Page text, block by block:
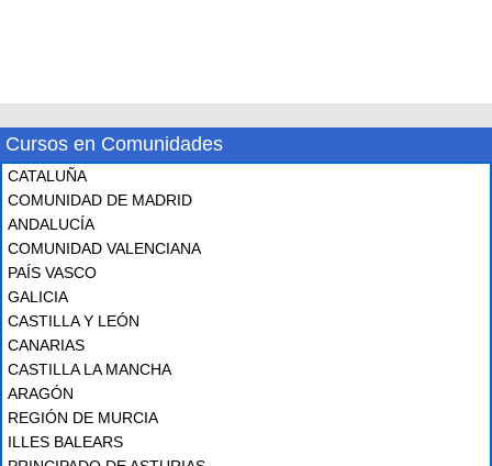
Cursos en Comunidades
CATALUÑA
COMUNIDAD DE MADRID
ANDALUCÍA
COMUNIDAD VALENCIANA
PAÍS VASCO
GALICIA
CASTILLA Y LEÓN
CANARIAS
CASTILLA LA MANCHA
ARAGÓN
REGIÓN DE MURCIA
ILLES BALEARS